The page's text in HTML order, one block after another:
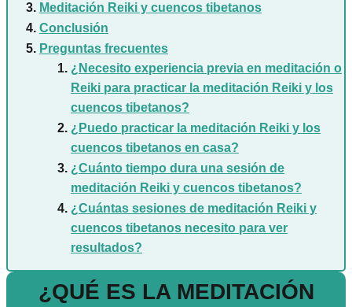
Meditación Reiki y cuencos tibetanos
Conclusión
Preguntas frecuentes
¿Necesito experiencia previa en meditación o
Reiki para practicar la meditación Reiki y los
cuencos tibetanos?
¿Puedo practicar la meditación Reiki y los
cuencos tibetanos en casa?
¿Cuánto tiempo dura una sesión de
meditación Reiki y cuencos tibetanos?
¿Cuántas sesiones de meditación Reiki y
cuencos tibetanos necesito para ver
resultados?
¿QUÉ ES LA MEDITACIÓN